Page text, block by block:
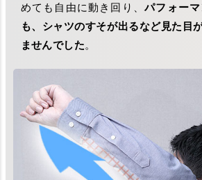
めても自由に動き回り、パフォー
も、シャツのすそが出るなど見た目
ませんでした。